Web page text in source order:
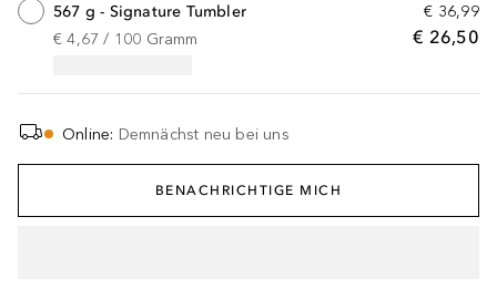
€ 36,99
€ 26,50
567 g - Signature Tumbler
€ 4,67 / 100 Gramm
Online: Demnächst neu bei uns
BENACHRICHTIGE MICH